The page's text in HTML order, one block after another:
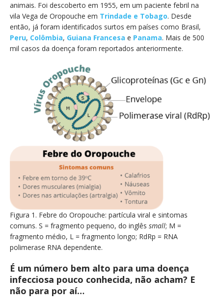
animais. Foi descoberto em 1955, em um paciente febril na
vila Vega de Oropouche em Trindade e Tobago. Desde
então, já foram identificados surtos em países como Brasil,
Peru, Colômbia, Guiana Francesa e Panama. Mais de 500
mil casos da doença foram reportados anteriormente.
Figura 1. Febre do Oropouche: partícula viral e sintomas
comuns. S = fragmento pequeno, do inglês small; M =
fragmento médio, L = fragmento longo; RdRp = RNA
polimerase RNA dependente.
É um número bem alto para uma doença
infecciosa pouco conhecida, não acham? E
não para por aí…